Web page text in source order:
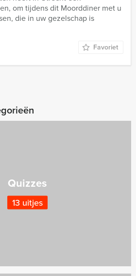
om tijdens dit Moorddiner met u
die in uw gezelschap is
Favoriet
Quizzes
13 uitjes